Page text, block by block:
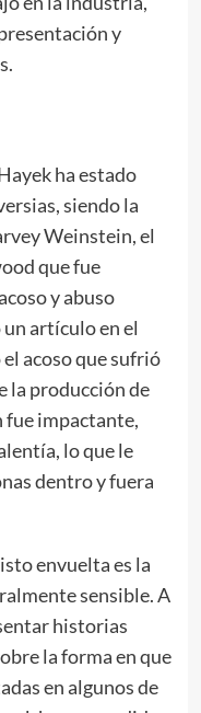
y
ha estado
siendo la
Weinstein, el
que fue
y abuso
artículo en el
acoso que sufrió
la producción de
fue impactante,
lo que le
dentro y fuera
envuelta es la
sensible. A
historias
la forma en que
en algunos de